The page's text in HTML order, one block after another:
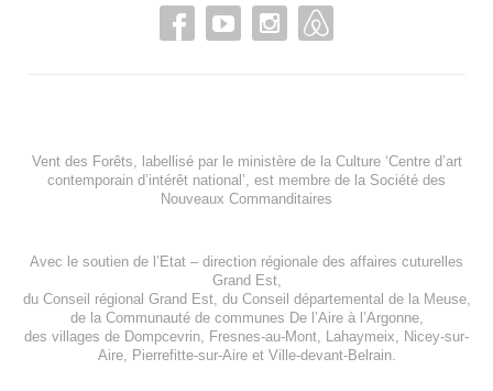
Vent des Forêts, labellisé par le ministère de la Culture ‘Centre d’art
contemporain d’intérêt national’, est membre de la Société des
Nouveaux Commanditaires
Avec le soutien de l’Etat – direction régionale des affaires cuturelles
Grand Est,
du Conseil régional Grand Est, du Conseil départemental de la Meuse,
de la Communauté de communes De l’Aire à l’Argonne,
des villages de Dompcevrin Fresnes-au-Mont Lahaymeix
Nicey-sur-
Aire, Pierrefitte-sur-Aireet Ville-devant-Belrain.